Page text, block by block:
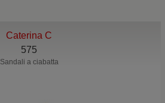
Caterina C
575
Sandali a ciabatta